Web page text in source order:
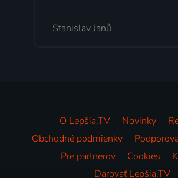
Stanislav Janů
O Lepšia.TV Novinky
Obchodné podmienky
Pre partnerov
Cookies
Darovať Lepšia.TV